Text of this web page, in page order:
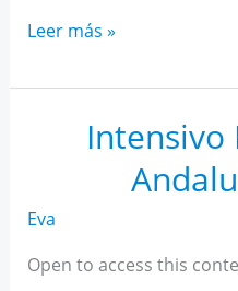
Intensivo
AR
Andalucía
Leer más »
Intensivo
Eva
Open to access this